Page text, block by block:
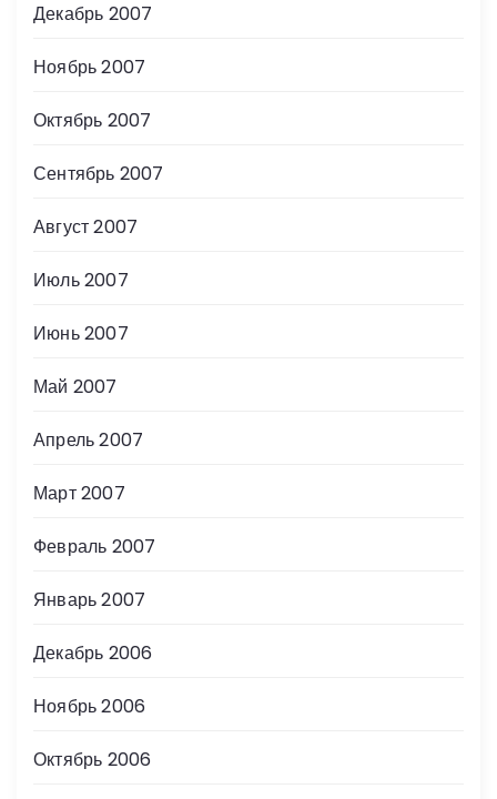
Декабрь 2007
Ноябрь 2007
Октябрь 2007
Сентябрь 2007
Август 2007
Июль 2007
Июнь 2007
Май 2007
Апрель 2007
Март 2007
Февраль 2007
Январь 2007
Декабрь 2006
Ноябрь 2006
Октябрь 2006